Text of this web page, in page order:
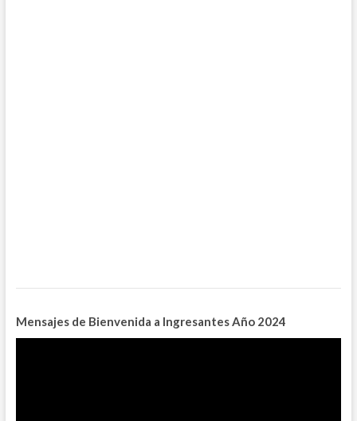
Mensajes de Bienvenida a Ingresantes Año 2024